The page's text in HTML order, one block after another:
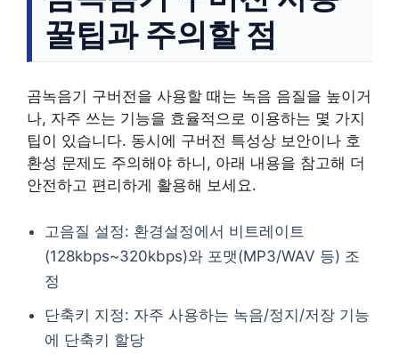
꿀팁과 주의할 점
곰녹음기 구버전을 사용할 때는 녹음 음질을 높이거
나, 자주 쓰는 기능을 효율적으로 이용하는 몇 가지
팁이 있습니다. 동시에 구버전 특성상 보안이나 호
환성 문제도 주의해야 하니, 아래 내용을 참고해 더
안전하고 편리하게 활용해 보세요.
고음질 설정: 환경설정에서 비트레이트
(128kbps~320kbps)와 포맷(MP3/WAV 등) 조
정
단축키 지정: 자주 사용하는 녹음/정지/저장 기능
에 단축키 할당